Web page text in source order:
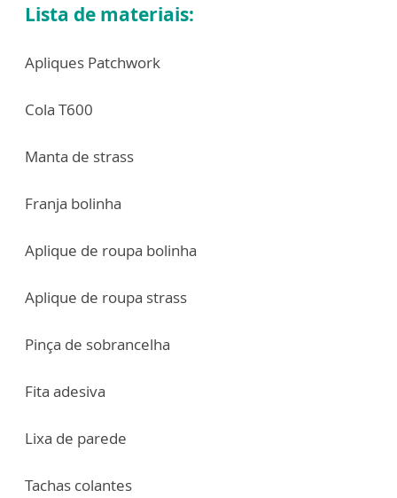
Lista de materiais:
Apliques Patchwork
Cola T600
Manta de strass
Franja bolinha
Aplique de roupa bolinha
Aplique de roupa strass
Pinça de sobrancelha
Fita adesiva
Lixa de parede
Tachas colantes